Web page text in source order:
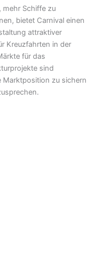
mehr Schiffe zu
bietet Carnival einen
attraktiver
Kreuzfahrten in der
für das
sind
zu sichern